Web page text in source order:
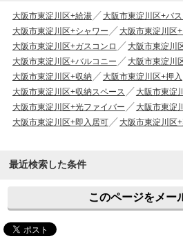
大阪市東淀川区+給湯
大阪市東淀川区+バ
大阪市東淀川区+シャワー
大阪市東淀川区
大阪市東淀川区+ガスコンロ
大阪市東淀川
大阪市東淀川区+バルコニー
大阪市東淀川
大阪市東淀川区+収納
大阪市東淀川区+押入
大阪市東淀川区+収納スペース
大阪市東淀
大阪市東淀川区+光ファイバー
大阪市東淀
大阪市東淀川区+即入居可
大阪市東淀川区
最近検索した条件
このページをメー